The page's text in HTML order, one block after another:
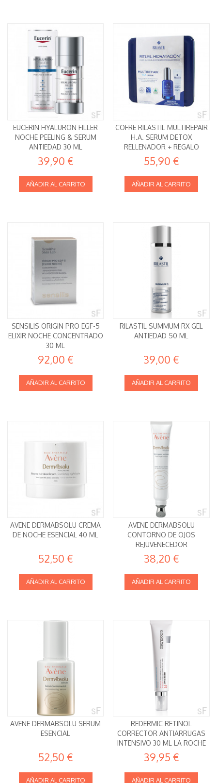
EUCERIN HYALURON FILLER
NOCHE PEELING & SERUM
ANTIEDAD 30 ML
39,90 €
AÑADIR AL CARRITO
COFRE RILASTIL MULTIREPAIR
H.A. SERUM DETOX
RELLENADOR + REGALO
55,90 €
AÑADIR AL CARRITO
SENSILIS ORIGIN PRO EGF-5
ELIXIR NOCHE CONCENTRADO
30 ML
92,00 €
AÑADIR AL CARRITO
RILASTIL SUMMUM RX GEL
ANTIEDAD 50 ML
39,00 €
AÑADIR AL CARRITO
AVENE DERMABSOLU CREMA
DE NOCHE ESENCIAL 40 ML
52,50 €
AÑADIR AL CARRITO
AVENE DERMABSOLU
CONTORNO DE OJOS
REJUVENECEDOR
38,20 €
AÑADIR AL CARRITO
AVENE DERMABSOLU SERUM
ESENCIAL
52,50 €
AÑADIR AL CARRITO
REDERMIC RETINOL
CORRECTOR ANTIARRUGAS
INTENSIVO 30 ML LA ROCHE
POSAY
39,95 €
AÑADIR AL CARRITO